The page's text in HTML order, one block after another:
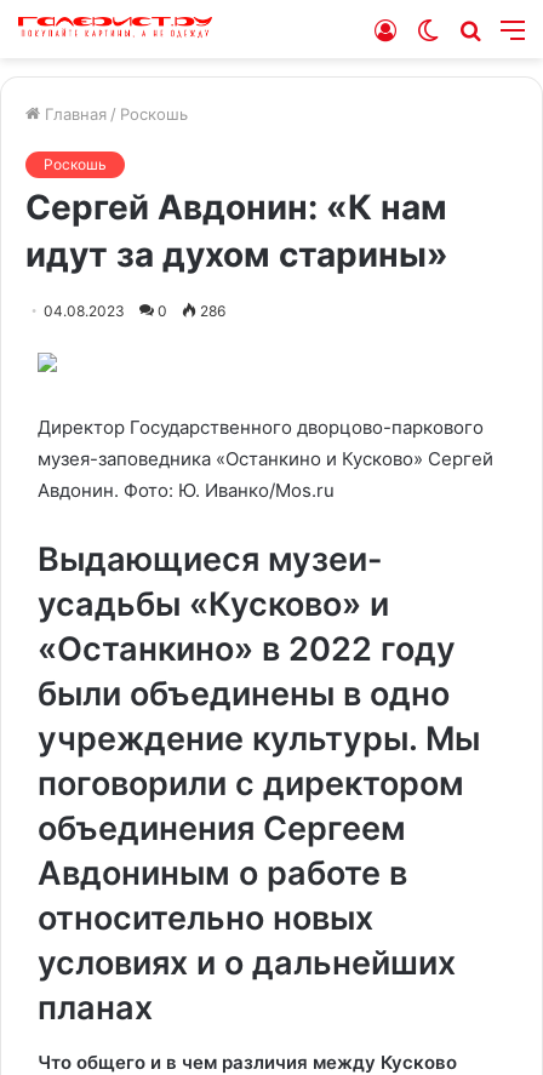
Switch
Войти
Главная / Роскошь
Роскошь
Сергей Авдонин: «К нам
идут за духом старины»
04.08.2023 0 286
Директор Государственного дворцово-паркового
музея-заповедника «Останкино и Кусково» Сергей
Авдонин. Фото: Ю. Иванко/Mos.ru
Выдающиеся музеи-
усадьбы «Кусково» и
«Останкино» в 2022 году
были объединены в одно
учреждение культуры. Мы
поговорили с директором
объединения Сергеем
Авдониным о работе в
относительно новых
условиях и о дальнейших
планах
Что общего и в чем различия между Кусково